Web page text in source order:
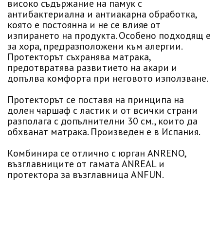
високо съдържание на памук с
антибактериална и антиакарна обработка,
която е постоянна и не се влияе от
изпирането на продукта. Особено подходящ е
за хора, предразположени към алергии.
Протекторът съхранява матрака,
предотвратява развитието на акари и
допълва комфорта при неговото използване.
Протекторът се поставя на принципа на
долен чаршаф с ластик и от всички страни
разполага с допълнителни 30 см., които да
обхванат матрака. Произведен е в Испания.
Комбинира се отлично с юрган ANRENO,
възглавниците от гамата ANREAL и
протектора за възглавница ANFUN.